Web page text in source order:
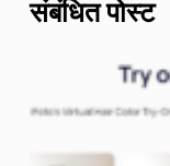
संबंधित पोस्ट